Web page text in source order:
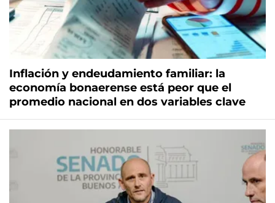
Inflación y endeudamiento familiar: la
economía bonaerense está peor que el
promedio nacional en dos variables clave